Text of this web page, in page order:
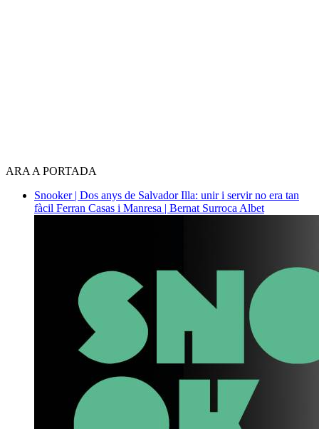
ARA A PORTADA
Snooker | Dos anys de Salvador Illa: unir i servir no era tan
fàcil Ferran Casas i Manresa | Bernat Surroca Albet